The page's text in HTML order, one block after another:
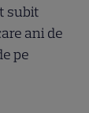
subit
ani de
pe